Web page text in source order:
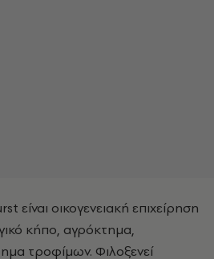
οικογενειακή επιχείρηση
κήπο, αγρόκτημα,
τροφίμων. Φιλοξενεί